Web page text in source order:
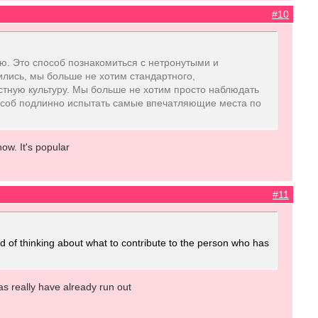
#10
Это способ познакомиться с нетронутыми и
мы больше не хотим стандартного,
культуру. Мы больше не хотим просто наблюдать
подлинно испытать самые впечатляющие места по
It's popular
#11
of thinking about what to contribute to the person who has
really have already run out